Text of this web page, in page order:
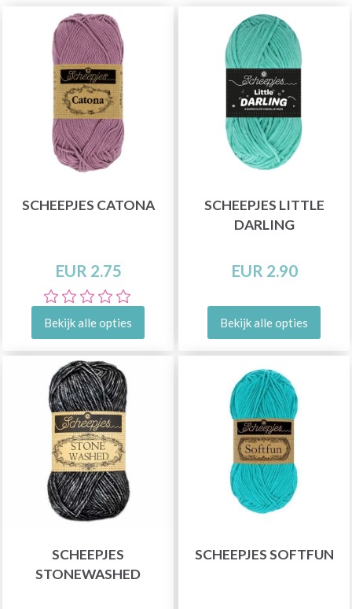
SCHEEPJES CATONA
EUR 2.75
Bekijk alle opties
SCHEEPJES LITTLE
DARLING
EUR 2.90
Bekijk alle opties
SCHEEPJES
STONEWASHED
SCHEEPJES SOFTFUN